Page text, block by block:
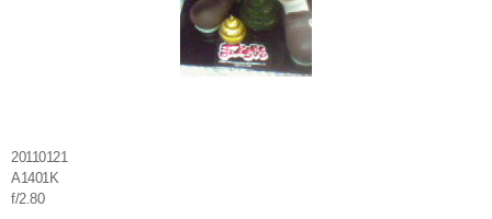
20110121
A1401K
f/2.80